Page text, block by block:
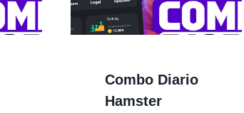
Combo Diario
Hamster